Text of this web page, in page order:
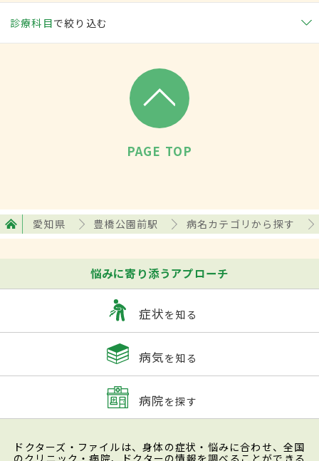
診療科目で絞り込む
PAGE TOP
愛知県 豊橋公園前駅 病名カテゴリから探す
悩みに寄り添うアプローチ
症状を知る
病気を知る
病院を探す
ドクターズ・ファイルは、身体の症状・悩みに合わせ、全国